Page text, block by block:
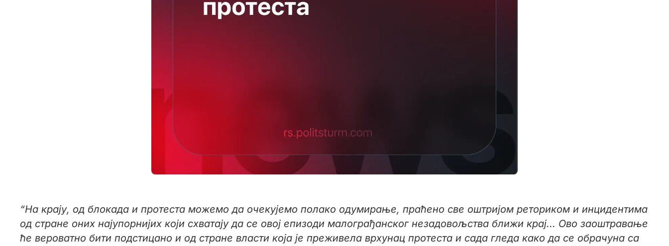
“На крају, од блокада и протеста можемо да очекујемо полако одумирање, праћено све оштријом реториком и инцидентима
од стране оних најупорнијих који схватају да се овој епизоди малограђанског незадовољства ближи крај... Ово заоштравање
ће вероватно бити подстицано и од стране власти која је преживела врхунац протеста и сада гледа како да се обрачуна са